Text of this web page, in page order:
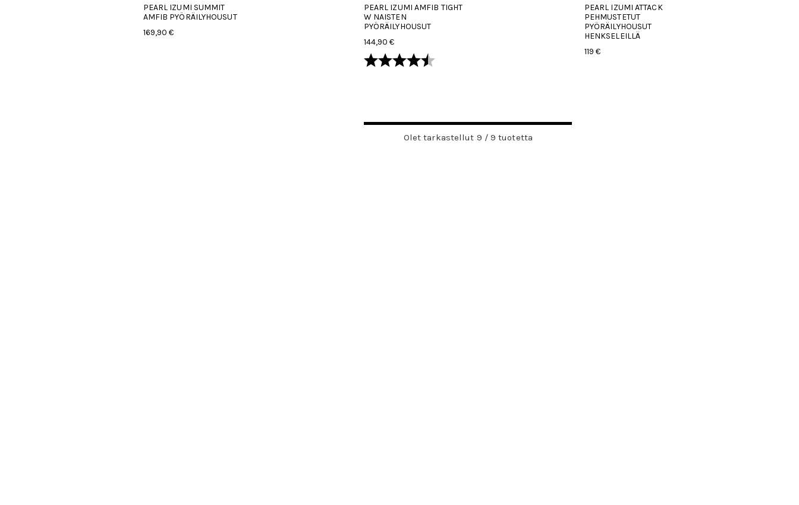
PEARL IZUMI SUMMIT
AMFIB PYÖRÄILYHOUSUT
169,90 €
PEARL IZUMI AMFIB TIGHT
W NAISTEN
PYÖRÄILYHOUSUT
144,90 €
Arvio: 4.5 5:sta tähdestä
PEARL IZUMI ATTACK
PEHMUSTETUT
PYÖRÄILYHOUSUT
HENKSELEILLÄ
119 €
Olet tarkastellut 9 / 9 tuotetta